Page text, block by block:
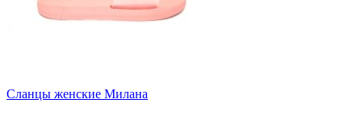
Сланцы женские Милана